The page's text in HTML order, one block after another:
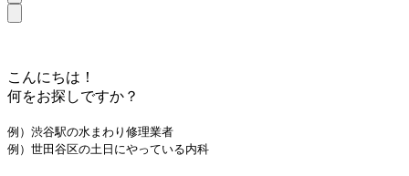
こんにちは！
何をお探しですか？
例）渋谷駅の水まわり修理業者
例）世田谷区の土日にやっている内科